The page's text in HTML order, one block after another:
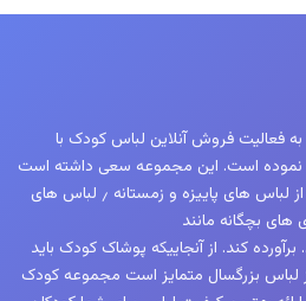
سال ۱۳۹۸ شروع به فعالیت فروش آنلاین لباس کودک با
نموده است. این مجموعه سعی داشته است
تمام نیازهای کودکان شما را اعم از لباس های پاییزه و زمستانه ٫ لباس های
اکسسوری های بچگانه مانند
و … برآورده کند. از آنجاییکه پوشاک کودک باید
لباس بزرگسال متمایز است مجموعه کودک